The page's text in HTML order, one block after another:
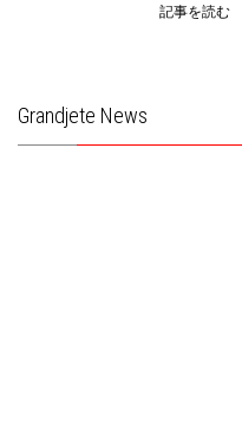
記事を読む
Grandjete News